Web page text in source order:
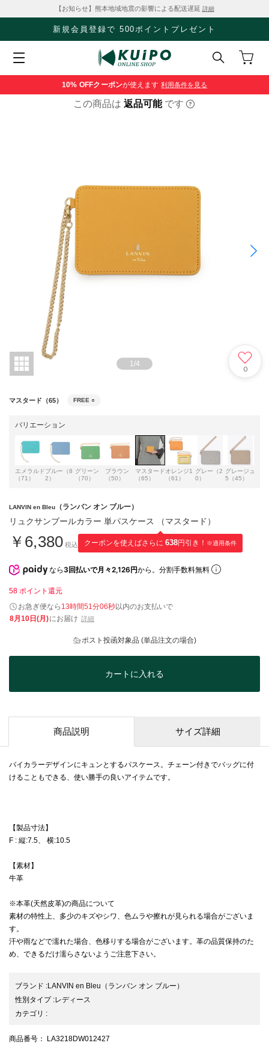
【お知らせ】熊本地域地震の影響による配送遅延 詳細
新規会員登録で 500ポイントプレゼント
10% OFFクーポンが使えます 利用条件を見る
この商品は 返品可能 です
1/4
0
マスタード（65） FREE ○
バリエーション
エメラルド
（71）
ブルー（8
2）
グリーン
（70）
ブラウン
（50）
マスタード
（65）
オレンジ1
（61）
グレー（2
0）
グレージュ
5（45）
LANVIN en Bleu （ランバン オン ブルー）
リュクサンブールカラー 単パスケース （マスタード）
￥6,380 税込 クーポンを使えばさらに 638円引き！ ※適用条件
なら 3回払いで月々2,126円から。分割手数料無料
58 ポイント還元
お急ぎ便なら 13時間51分06秒以内のお支払いで
8月10日(月)にお届け 詳細
ポスト投函対象品 (単品注文の場合)
カートに入れる
商品説明 サイズ詳細
バイカラーデザインにキュンとするパスケース。チェーン付きでバッグに付
けることもできる、使い勝手の良いアイテムです。
【製品寸法】
F : 縦:7.5、 横:10.5
【素材】
牛革
※本革(天然皮革)の商品について
素材の特性上、多少のキズやシワ、色ムラや擦れが見られる場合がございま
す。
汗や雨などで濡れた場合、色移りする場合がございます。革の品質保持のた
め、できるだけ濡らさないようご注意下さい。
ブランド :LANVIN en Bleu （ランバン オン ブルー）
性別タイプ:レディース
カテゴリ :
商品番号 ： LA3218DW012427